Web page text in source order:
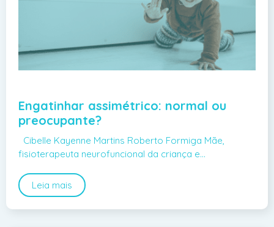
Engatinhar assimétrico: normal ou
preocupante?
Cibelle Kayenne Martins Roberto Formiga Mãe,
fisioterapeuta neurofuncional da criança e…
Leia mais